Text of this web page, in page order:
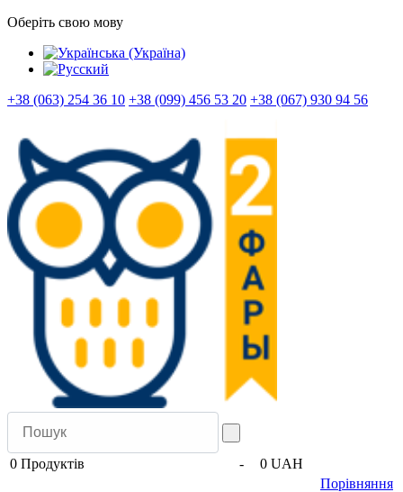
Оберіть свою мову
+38 (063) 254 36 10 +38 (099) 456 53 20 +38 (067) 930 94 56
0 Продуктів -
0 UAH
Порівняння